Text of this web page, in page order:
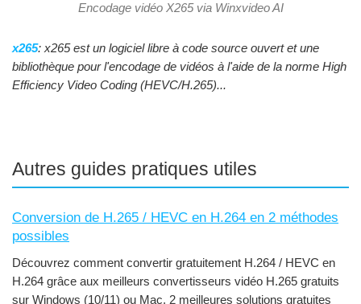
Encodage vidéo X265 via Winxvideo AI
x265: x265 est un logiciel libre à code source ouvert et une
bibliothèque pour l'encodage de vidéos à l'aide de la norme High
Efficiency Video Coding (HEVC/H.265)...
Autres guides pratiques utiles
Conversion de H.265 / HEVC en H.264 en 2 méthodes
possibles
Découvrez comment convertir gratuitement H.264 / HEVC en
H.264 grâce aux meilleurs convertisseurs vidéo H.265 gratuits
sur Windows (10/11) ou Mac. 2 meilleures solutions gratuites